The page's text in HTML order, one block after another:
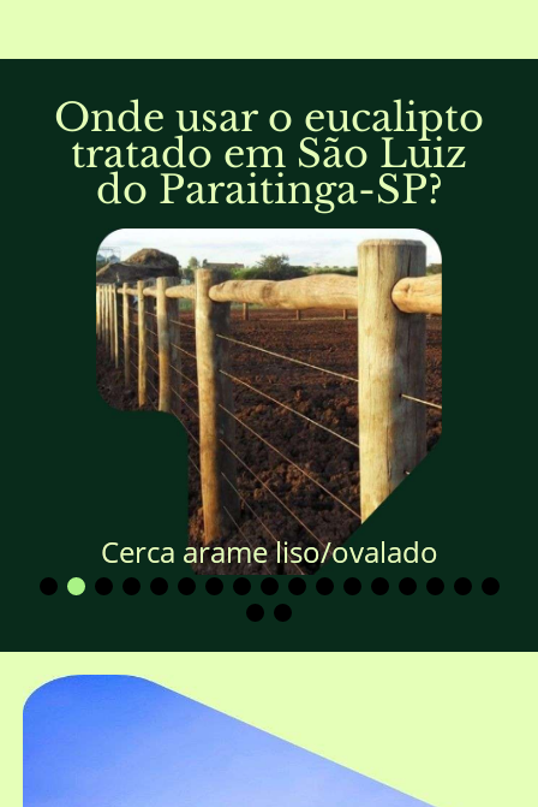
Onde usar o eucalipto
tratado em São Luiz
do Paraitinga-SP?
Cerca arame liso/ovalado